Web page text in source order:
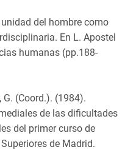
del hombre como
En L. Apostel
humanas (pp.188-
G. (Coord.). (1984).
de las dificultades
del primer curso de
de Madrid.